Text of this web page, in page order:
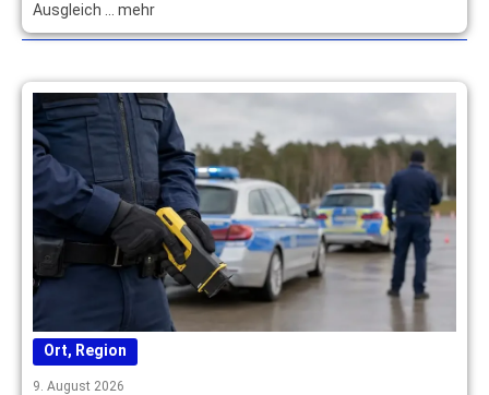
Ausgleich … mehr
Ort, Region
9. August 2026